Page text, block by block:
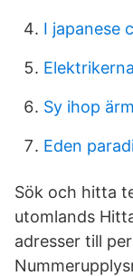
I japanese
Sy ihop
Eden
Sök och hitta
utomlands
adresser till